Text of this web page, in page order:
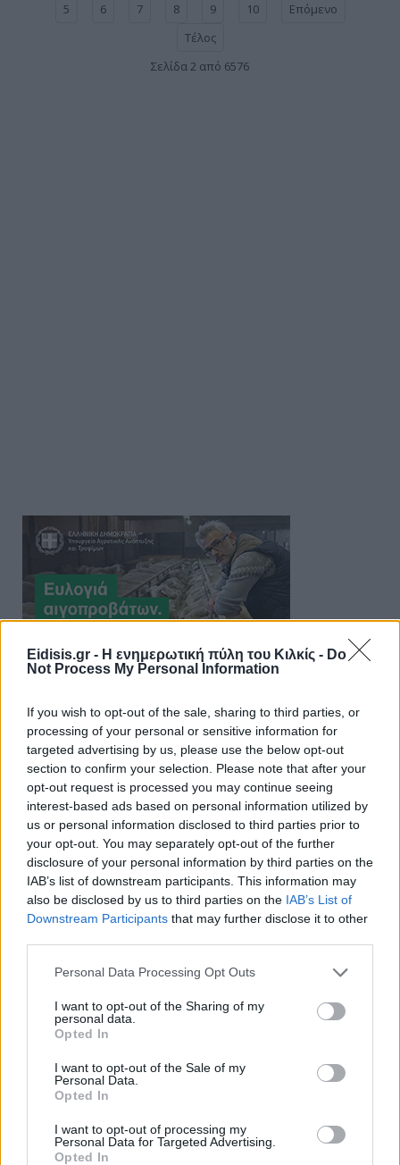
Eidisis.gr - Η ενημερωτική πύλη του Κιλκίς - Do
Not Process My Personal Information
If you wish to opt-out of the sale, sharing to third parties, or
processing of your personal or sensitive information for
targeted advertising by us, please use the below opt-out
section to confirm your selection. Please note that after your
opt-out request is processed you may continue seeing
interest-based ads based on personal information utilized by
us or personal information disclosed to third parties prior to
your opt-out. You may separately opt-out of the further
disclosure of your personal information by third parties on the
IAB’s list of downstream participants. This information may
also be disclosed by us to third parties on the IAB’s List of
Downstream Participants that may further disclose it to other
Personal Data Processing Opt Outs
I want to opt-out of the Sharing of my
personal data.
Opted In
I want to opt-out of the Sale of my
Personal Data.
Opted In
I want to opt-out of processing my
Personal Data for Targeted Advertising.
Opted In
5
6 7 8 9 10
Επόμενο
Τέλος
Σελίδα 2 από 6576
Πρωινή